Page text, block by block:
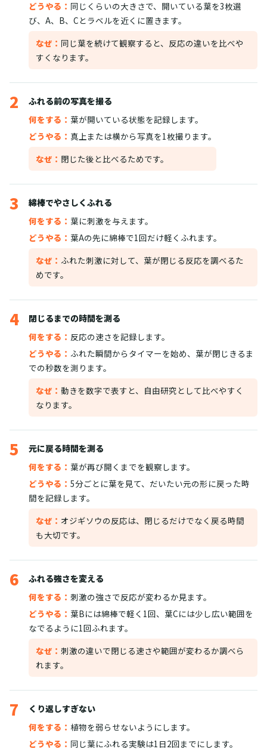
どうやる： 同じくらいの大きさで、開いている葉を3枚選
び、A、B、Cとラベルを近くに置きます。
なぜ： 同じ葉を続けて観察すると、反応の違いを比べや
すくなります。
2
ふれる前の写真を撮る
何をする： 葉が開いている状態を記録します。
どうやる： 真上または横から写真を1枚撮ります。
なぜ： 閉じた後と比べるためです。
3
綿棒でやさしくふれる
何をする： 葉に刺激を与えます。
どうやる： 葉Aの先に綿棒で1回だけ軽くふれます。
なぜ： ふれた刺激に対して、葉が閉じる反応を調べるた
めです。
4
閉じるまでの時間を測る
何をする： 反応の速さを記録します。
どうやる： ふれた瞬間からタイマーを始め、葉が閉じきるま
での秒数を測ります。
なぜ： 動きを数字で表すと、自由研究として比べやすく
なります。
5
元に戻る時間を測る
何をする： 葉が再び開くまでを観察します。
どうやる： 5分ごとに葉を見て、だいたい元の形に戻った時
間を記録します。
なぜ： オジギソウの反応は、閉じるだけでなく戻る時間
も大切です。
6
ふれる強さを変える
何をする： 刺激の強さで反応が変わるか見ます。
どうやる： 葉Bには綿棒で軽く1回、葉Cには少し広い範囲を
なでるように1回ふれます。
なぜ： 刺激の違いで閉じる速さや範囲が変わるか調べら
れます。
7
くり返しすぎない
何をする： 植物を弱らせないようにします。
どうやる： 同じ葉にふれる実験は1日2回までにします。